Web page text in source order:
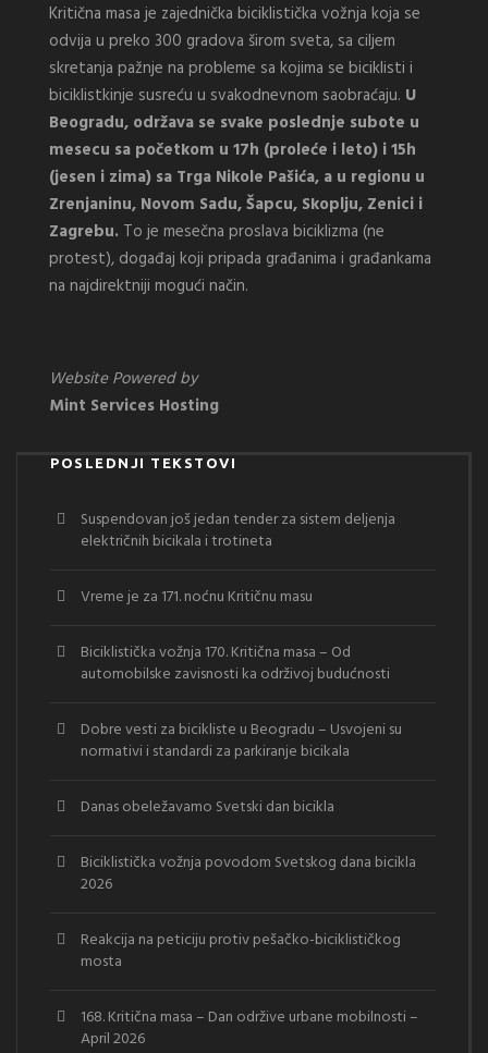
Kritična masa je zajednička biciklistička vožnja koja se
odvija u preko 300 gradova širom sveta, sa ciljem
skretanja pažnje na probleme sa kojima se biciklisti i
biciklistkinje susreću u svakodnevnom saobraćaju. U
Beogradu, održava se svake poslednje subote u
mesecu sa početkom u 17h (proleće i leto) i 15h
(jesen i zima) sa Trga Nikole Pašića, a u regionu u
Zrenjaninu, Novom Sadu, Šapcu, Skoplju, Zenici i
Zagrebu. To je mesečna proslava biciklizma (ne
protest), događaj koji pripada građanima i građankama
na najdirektniji mogući način.
Website Powered by
Mint Services Hosting
POSLEDNJI TEKSTOVI
Suspendovan još jedan tender za sistem deljenja
električnih bicikala i trotineta
Vreme je za 171. noćnu Kritičnu masu
Biciklistička vožnja 170. Kritična masa – Od
automobilske zavisnosti ka održivoj budućnosti
Dobre vesti za bicikliste u Beogradu – Usvojeni su
normativi i standardi za parkiranje bicikala
Danas obeležavamo Svetski dan bicikla
Biciklistička vožnja povodom Svetskog dana bicikla
2026
Reakcija na peticiju protiv pešačko-biciklističkog
mosta
168. Kritična masa – Dan održive urbane mobilnosti –
April 2026